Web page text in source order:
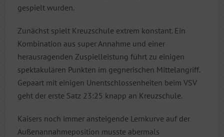
gespielt wurden.
Zunächst spielt Kreuzschule extrem konstant. Ein
Kombination aus super Annahme und einer
herausragenden Zuspielleistung führt zu einigen
spektakulären Punkten im gegnerischen Mittelangriff.
Gepaart mit einigen Unentschlossenheiten beim VSV
geht der erste Satz 23:25 knapp an Kreuzschule.
Kaisers noch immer ansteigende Lernkurve auf der
Außenannahmeposition musste abermals